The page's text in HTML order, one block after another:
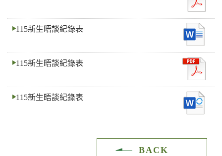
115新生晤談紀錄表
115新生晤談紀錄表
115新生晤談紀錄表
BACK